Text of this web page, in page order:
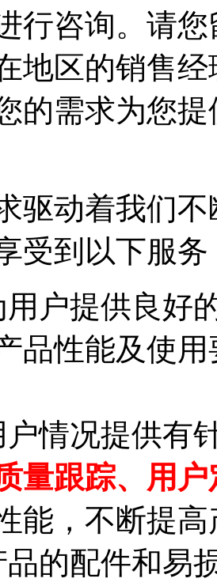
行咨询。请您
地区的销售
的需求为您
驱动着我们
受到以下服务
用户提供良好
品性能及使
户情况提供有
量跟踪、用
能，不断提
品的配件和易